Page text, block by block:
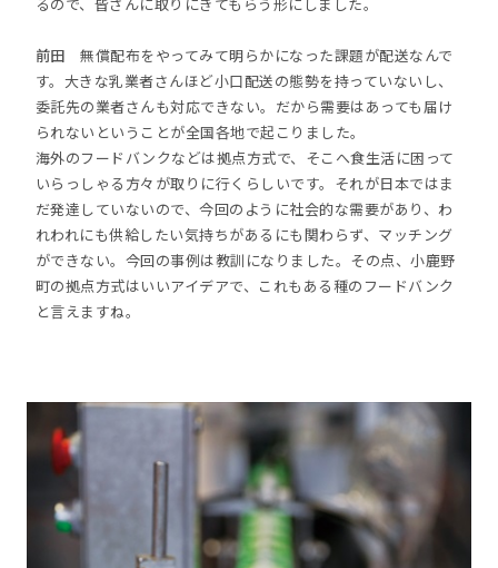
前田 無償配布をやってみて明らかになった課題が配送なんで
す。大きな乳業者さんほど小口配送の態勢を持っていないし、
委託先の業者さんも対応できない。だから需要はあっても届け
られないということが全国各地で起こりました。
海外のフードバンクなどは拠点方式で、そこへ食生活に困って
いらっしゃる方々が取りに行くらしいです。それが日本ではま
だ発達していないので、今回のように社会的な需要があり、わ
れわれにも供給したい気持ちがあるにも関わらず、マッチング
ができない。今回の事例は教訓になりました。その点、小鹿野
町の拠点方式はいいアイデアで、これもある種のフードバンク
と言えますね。